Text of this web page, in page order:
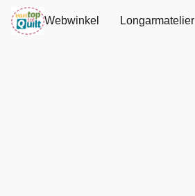
Webwinkel Longarmatelier